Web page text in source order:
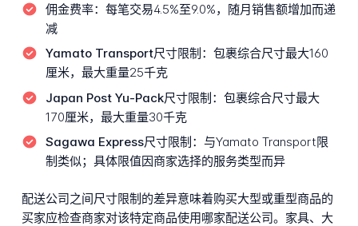
佣金费率： 每笔交易4.5%至9.0%，随月销售额增加而递
减
Yamato Transport尺寸限制： 包裹综合尺寸最大160
厘米，最大重量25千克
Japan Post Yu-Pack尺寸限制： 包裹综合尺寸最大
170厘米，最大重量30千克
Sagawa Express尺寸限制： 与Yamato Transport限
制类似；具体限值因商家选择的服务类型而异
配送公司之间尺寸限制的差异意味着购买大型或重型商品的
买家应检查商家对该特定商品使用哪家配送公司。家具、大